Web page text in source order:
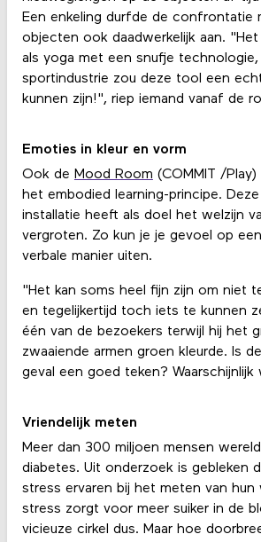
Een enkeling durfde de confrontatie
objecten ook daadwerkelijk aan.
als yoga met een snufje
sportindustrie zou deze tool een
kunnen zijn!", riep iemand vanaf de
Emoties in kleur en vorm
Ook de Mood Room (COMMIT /
het embodied learning-principe.
installatie heeft als doel het welzijn
vergroten. Zo kun je je gevoel op
verbale manier uiten.
"Het kan soms heel fijn zijn om niet
en tegelijkertijd toch iets te kunnen
één van de bezoekers terwijl hij het
zwaaiende armen groen kleurde. Is
geval een goed teken? Waarschijnlijk
Vriendelijk meten
Meer dan 300 miljoen mensen
diabetes. Uit onderzoek is gebleken
stress ervaren bij het meten van hun
stress zorgt voor meer suiker in de
vicieuze cirkel dus. Maar hoe